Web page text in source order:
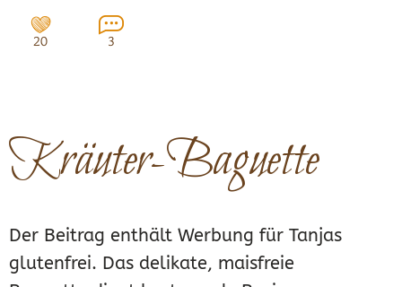
20 3
Kräuter-Baguette
Der Beitrag enthält Werbung für Tanjas
glutenfrei. Das delikate, maisfreie